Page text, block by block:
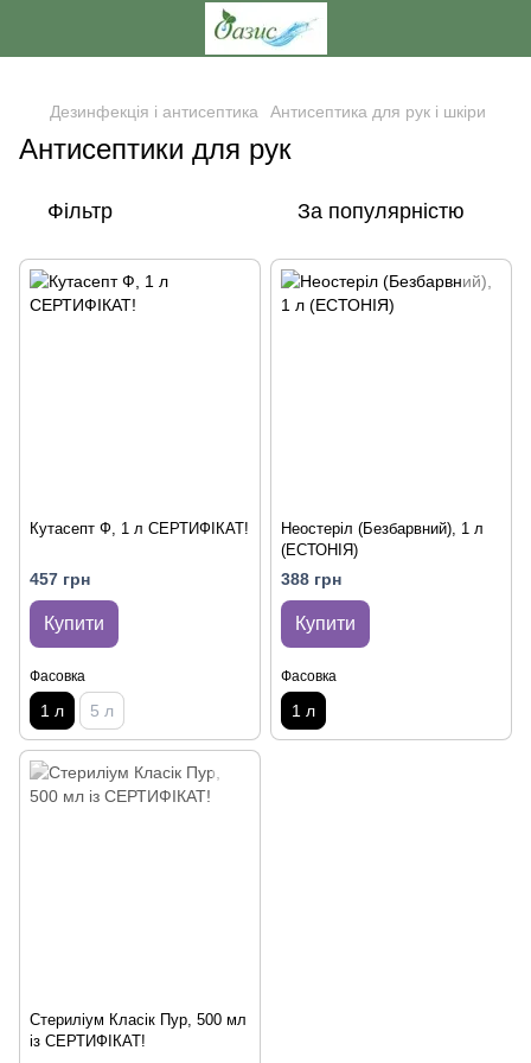
Дезинфекція і антисептика Антисептика для рук і шкіри
Антисептики для рук
Фільтр За популярністю
Кутасепт Ф, 1 л СЕРТИФІКАТ!
457 грн
Купити
Фасовка
1 л 5 л
Неостеріл (Безбарвний), 1 л
(ЕСТОНІЯ)
388 грн
Купити
Фасовка
1 л
Стериліум Класік Пур, 500 мл
із СЕРТИФІКАТ!